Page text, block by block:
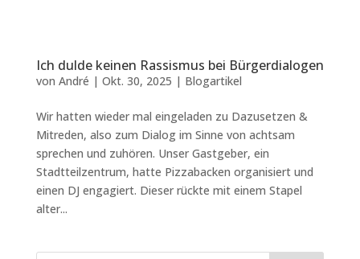
Ich dulde keinen Rassismus bei Bürgerdialogen
von André | Okt. 30, 2025 | Blogartikel
Wir hatten wieder mal eingeladen zu Dazusetzen &
Mitreden, also zum Dialog im Sinne von achtsam
sprechen und zuhören. Unser Gastgeber, ein
Stadtteilzentrum, hatte Pizzabacken organisiert und
einen DJ engagiert. Dieser rückte mit einem Stapel
alter...